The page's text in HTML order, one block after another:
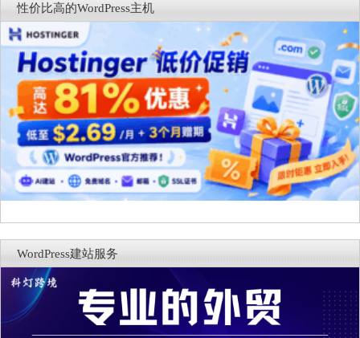
录
性价比高的WordPress主机
WordPress建站服务